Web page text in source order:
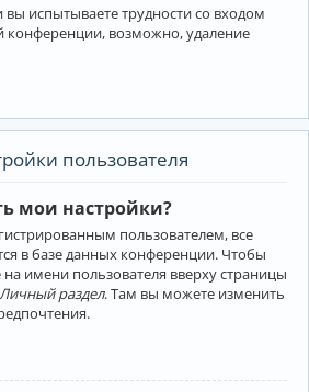
испытываете трудности со входом
конференции, возможно, удаление
пользователя
мои настройки?
пользователем, все
в базе данных конференции. Чтобы
имени пользователя вверху страницы
Личный раздел. Там вы можете изменить